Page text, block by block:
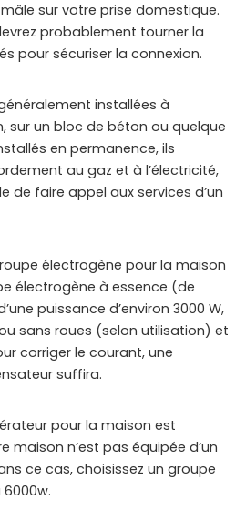
sur votre prise domestique.
probablement tourner la
pour sécuriser la connexion.
installées à
sur un bloc de béton ou quelque
en permanence, ils
au gaz et à l’électricité,
de faire appel aux services d’un
électrogène pour la maison
électrogène à essence (de
puissance d’environ 3000 W,
sans roues (selon utilisation) et
corriger le courant, une
suffira.
pour la maison est
maison n’est pas équipée d’un
ce cas, choisissez un groupe